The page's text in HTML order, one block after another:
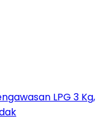
LPG 3 Kg,